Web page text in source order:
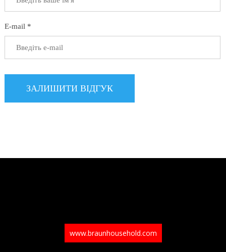
E-mail *
www.braunhousehold.com